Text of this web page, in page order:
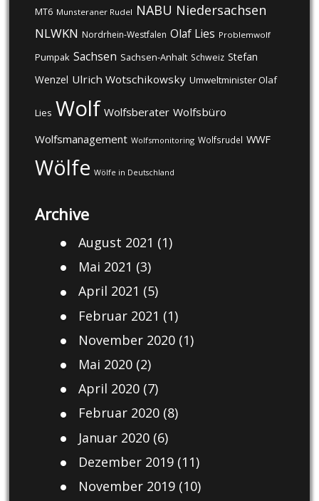
MT6 Munsteraner Rudel NABU Niedersachsen
NLWKN Nordrhein-Westfalen Olaf Lies Problemwolf
Pumpak Sachsen Sachsen-Anhalt Schweiz Stefan
Wenzel Ulrich Wotschikowsky Umweltminister Olaf
Lies Wolf Wolfsberater Wolfsbüro
Wolfsmanagement Wolfsmonitoring Wolfsrudel WWF
Wölfe Wölfe in Deutschland
Archive
August 2021 (1)
Mai 2021 (3)
April 2021 (5)
Februar 2021 (1)
November 2020(1)
Mai 2020(2)
April 2020(7)
Februar 2020(8)
Januar 2020(6)
Dezember 2019(11)
November 2019(10)